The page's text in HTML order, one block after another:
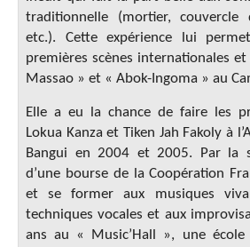
traditionnelle (mortier, couvercle
etc.). Cette expérience lui
premières scènes internationales
Massao » et « Abok-Ingoma » au
Elle a eu la chance de faire les
Lokua Kanza et Tiken Jah Fakoly à
Bangui en 2004 et 2005. Par la
d’une bourse de la Coopération
et se former aux musiques
techniques vocales et aux
ans au « Music’Hall », une